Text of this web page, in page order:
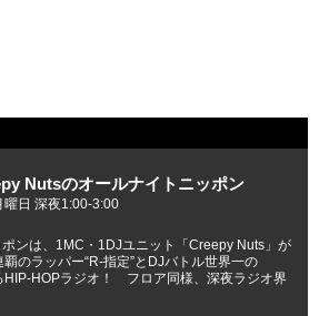
Nutsのオールナイトニッポン
曜日 深夜1:00-3:00
ンは、1MC・1DJユニット「Creepy Nuts」が
のラッパー“R-指定”とDJバトル世界一の
HIP-HOPラジオ！ フロア同様、深夜ラジオ界